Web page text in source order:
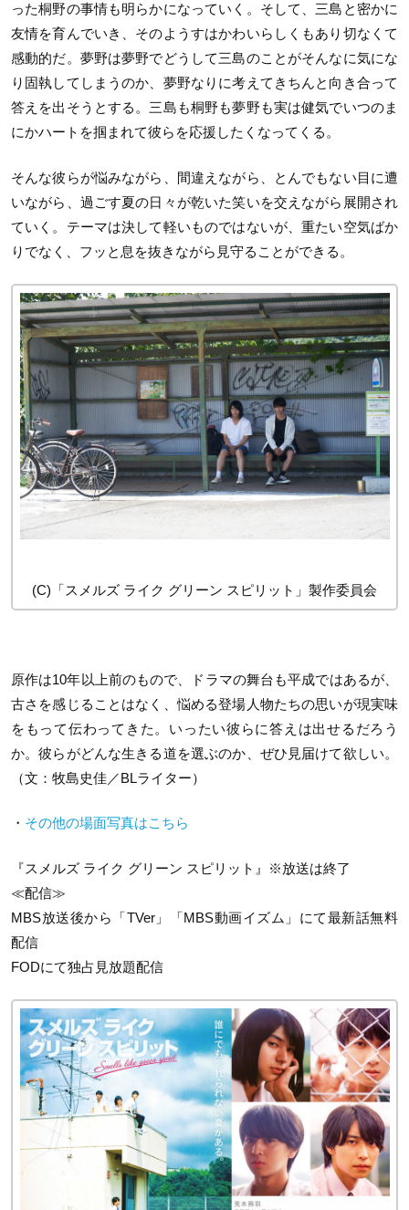
った桐野の事情も明らかになっていく。そして、三島と密かに
友情を育んでいき、そのようすはかわいらしくもあり切なくて
感動的だ。夢野は夢野でどうして三島のことがそんなに気にな
り固執してしまうのか、夢野なりに考えてきちんと向き合って
答えを出そうとする。三島も桐野も夢野も実は健気でいつのま
にかハートを掴まれて彼らを応援したくなってくる。
そんな彼らが悩みながら、間違えながら、とんでもない目に遭
いながら、過ごす夏の日々が乾いた笑いを交えながら展開され
ていく。テーマは決して軽いものではないが、重たい空気ばか
りでなく、フッと息を抜きながら見守ることができる。
(C)「スメルズ ライク グリーン スピリット」製作委員会
原作は10年以上前のもので、ドラマの舞台も平成ではあるが、
古さを感じることはなく、悩める登場人物たちの思いが現実味
をもって伝わってきた。いったい彼らに答えは出せるだろう
か。彼らがどんな生きる道を選ぶのか、ぜひ見届けて欲しい。
（文：牧島史佳／BLライター）
・ その他の場面写真はこちら
『スメルズ ライク グリーン スピリット』※放送は終了
≪配信≫
MBS放送後から「TVer」「MBS動画イズム」にて最新話無料
配信
FODにて独占見放題配信